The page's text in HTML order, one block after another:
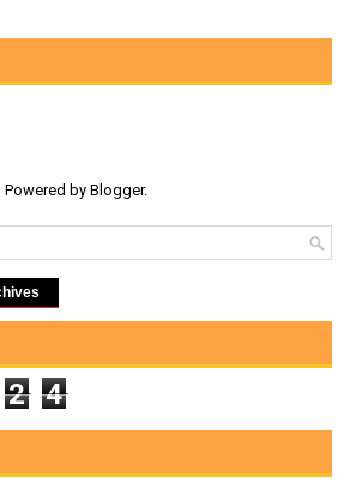
Powered by Blogger.
2 4